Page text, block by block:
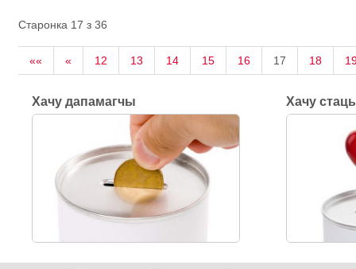
Старонка 17 з 36
«« « 12 13 14 15 16 17 18
Хачу дапамагчы Хачу